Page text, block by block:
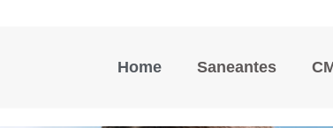
Home Saneantes